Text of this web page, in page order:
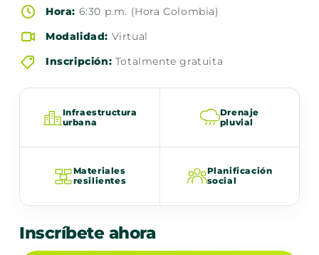
Hora: 6:30 p.m. (Hora Colombia)
Modalidad: Virtual
Inscripción: Totalmente gratuita
Infraestructura
urbana
Drenaje
pluvial
Materiales
resilientes
Planificación
social
Inscríbete ahora